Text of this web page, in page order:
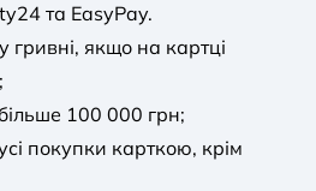
та EasyPay.
гривні, якщо на картці
100 000 грн;
покупки карткою, крім